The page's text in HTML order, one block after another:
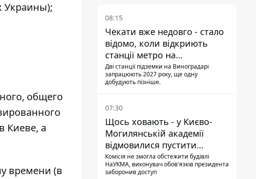
Украины);
общего
Киеве, а
времени (в
08:15
Чекати вже недовго - стало
відомо, коли відкриють
станції метро на
Виноградарі
Дві станції підземки на Виноградарі
запрацюють 2027 року, ще одну
добудують пізніше.
07:30
Щось ховають - у Києво-
Могилянській академії
відмовилися пустити
комісію з охорони пам'яток
на територію
Комісія не змогла обстежити будівлі
НаУКМА, виконувач обов'язків президента
заборонив доступ